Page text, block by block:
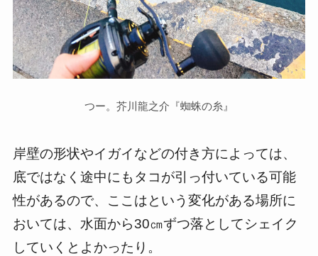
つー。芥川龍之介『蜘蛛の糸』
岸壁の形状やイガイなどの付き方によっては、
底ではなく途中にもタコが引っ付いている可能
性があるので、ここはという変化がある場所に
おいては、水面から30㎝ずつ落としてシェイク
していくとよかったり。